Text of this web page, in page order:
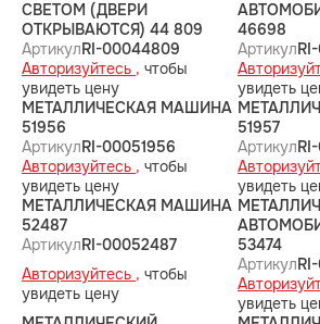
СВЕТОМ (ДВЕРИ
ОТКРЫВАЮТСЯ) 44 809
АртикулRI-00044809
Авторизуйтесь , чтобы
увидеть цену
46698
Артикул
увидеть
МЕТАЛЛИЧЕСКАЯ МАШИНА
51956
АртикулRI-00051956
Авторизуйтесь , чтобы
увидеть цену
51957
Артикул
увидеть
МЕТАЛЛИЧЕСКАЯ МАШИНА
52487
АртикулRI-00052487
Авторизуйтесь , чтобы
увидеть цену
53474
Артикул
увидеть